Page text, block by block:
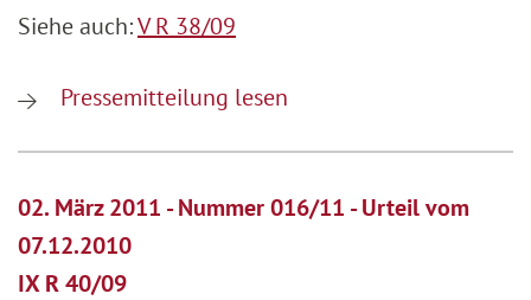
Siehe auch:V R 38/09
Pressemitteilung lesen
02. März 2011 - Nummer 016/11 - Urteil vom
07.12.2010
IX R 40/09